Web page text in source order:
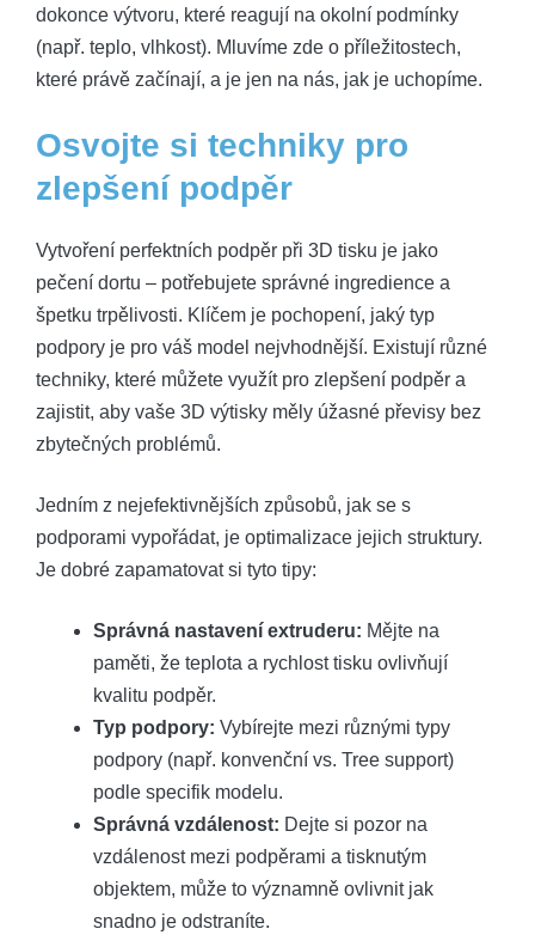
dokonce výtvoru, které reagují na okolní podmínky
(např. teplo, vlhkost). Mluvíme zde o příležitostech,
které právě začínají, a je jen na nás, jak je uchopíme.
Osvojte si techniky pro
zlepšení podpěr
Vytvoření perfektních podpěr při 3D tisku je jako
pečení dortu – potřebujete správné ingredience a
špetku trpělivosti. Klíčem je pochopení, jaký typ
podpory je pro váš model nejvhodnější. Existují různé
techniky, které můžete využít pro zlepšení podpěr a
zajistit, aby vaše 3D výtisky měly úžasné převisy bez
zbytečných problémů.
Jedním z nejefektivnějších způsobů, jak se s
podporami vypořádat, je optimalizace jejich struktury.
Je dobré zapamatovat si tyto tipy:
Správná nastavení extruderu: Mějte na
paměti, že teplota a rychlost tisku ovlivňují
kvalitu podpěr.
Typ podpory: Vybírejte mezi různými typy
podpory (např. konvenční vs. Tree support)
podle specifik modelu.
Správná vzdálenost: Dejte si pozor na
vzdálenost mezi podpěrami a tisknutým
objektem, může to významně ovlivnit jak
snadno je odstraníte.